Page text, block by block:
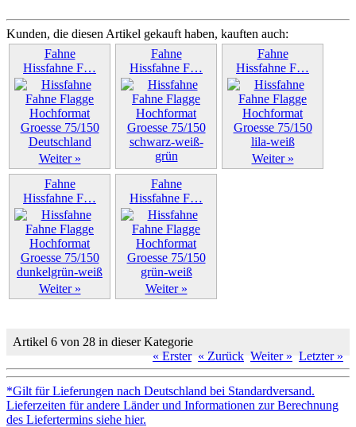
Kunden, die diesen Artikel gekauft haben, kauften auch:
Fahne
Hissfahne F…
Weiter »
Fahne
Hissfahne F…
Weiter »
Fahne
Hissfahne F…
Weiter »
Fahne
Hissfahne F…
Weiter »
Fahne
Hissfahne F…
Weiter »
Artikel 6 von 28 in dieser Kategorie
« Erster « Zurück Weiter » Letzter »
*Gilt für Lieferungen nach Deutschland bei Standardversand.
Lieferzeiten für andere Länder und Informationen zur Berechnung
des Liefertermins siehe hier.